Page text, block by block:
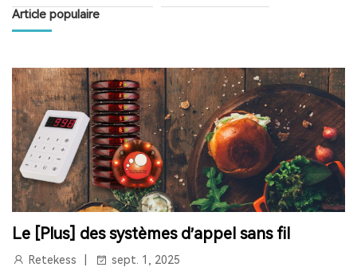
Le [Plus] des systèmes d’appel sans fil
Retekess sept. 1, 2025
SYSTÈME D'APPEL SANS FIL
LONGUE PORTÉE SYSTÈME LONG TEMPS EN VEILLE
RESTAURANT HÔPITAL RADIO RADIO PORTABLE
FM AM RADIO RADIO DE POCHE RADIO DE DOUCHE
ENCEINTE BLUETOOTH ÉTANCHE
HAUT-PARLEUR BLUETOOTH SANS FIL RADIO FM
RETEKESS AUDIOGUIDE TT128
Article populaire